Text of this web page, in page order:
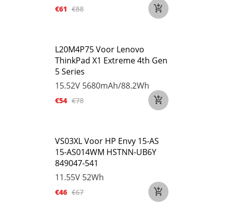
€61 €88
L20M4P75 Voor Lenovo
ThinkPad X1 Extreme 4th Gen
5 Series
15.52V 5680mAh/88.2Wh
€54 €78
VS03XL Voor HP Envy 15-AS
15-AS014WM HSTNN-UB6Y
849047-541
11.55V 52Wh
€46 €67